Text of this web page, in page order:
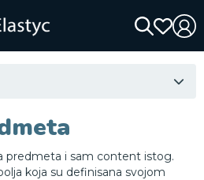
predmeta i sam content istog.
koja su definisana svojom